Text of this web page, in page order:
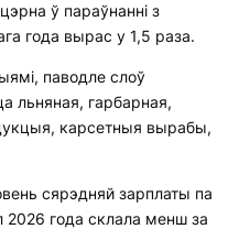
ў параўнанні з
года вырас у 1,5 раза.
паводле слоў
льняная, гарбарная,
карсетныя вырабы,
сярэдняй зарплаты па
2026 года склала менш за